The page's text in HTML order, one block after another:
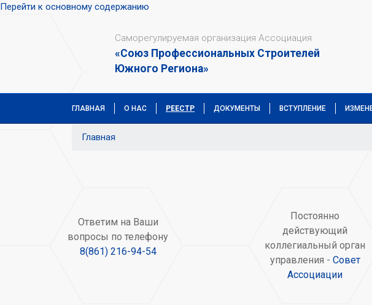
Перейти к основному содержанию
Саморегулируемая организация Ассоциация
«Союз Профессиональных Строителей
Южного Региона»
ГЛАВНАЯ О НАС РЕЕСТР ДОКУМЕНТЫ ВСТУПЛЕНИЕ
Главная
Ответим на Ваши
вопросы по телефону
8(861) 216-94-54
Постоянно
действующий
коллегиальный орган
управления - Совет
Ассоциации